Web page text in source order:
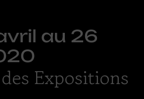
au 26
Expositions